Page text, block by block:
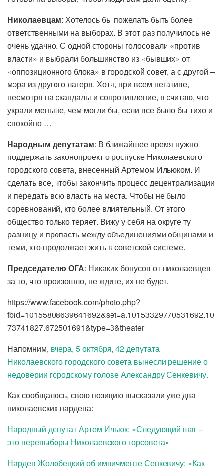
Николаевцам: Хотелось бы пожелать быть более
ответственными на выборах. В этот раз получилось не
очень удачно. С одной стороны голосовали «против
власти» и выбрали большинство из «бывших» от
«оппозиционного блока» в городской совет, а с другой –
мэра из другого лагеря. Хотя, при всем негативе,
несмотря на скандалы и сопротивление, я считаю, что
украли меньше, чем могли бы, если все было бы тихо и
спокойно …
Народным депутатам: В ближайшее время нужно
поддержать законопроект о роспуске Николаевского
городского совета, внесенный Артемом Ильюком. И
сделать все, чтобы закончить процесс децентрализации
и передать всю власть на места. Чтобы не было
соревнований, кто более влиятельный. От этого
общество только теряет. Вижу у себя на округе ту
разницу и пропасть между объединениями общинами и
теми, кто продолжает жить в советской системе.
Председателю ОГА: Никаких бонусов от николаевцев
за то, что произошло, не ждите, их не будет.
https://www.facebook.com/photo.php?
fbid=10155808639641692&set=a.10153329770531692.10
73741827.672501691&type=3&theater
Напомним, вчера, 5 октября, 42 депутата
Николаевского городского совета вынесли решение о
недоверии городскому голове Александру Сенкевичу.
Как сообщалось, свою позицию высказали уже два
николаевских нардепа:
Народный депутат Артем Ильюк: «Следующий шаг –
это перевыборы Николаевского горсовета»
Нардеп Жолобецкий об импичменте Сенкевичу: «Как